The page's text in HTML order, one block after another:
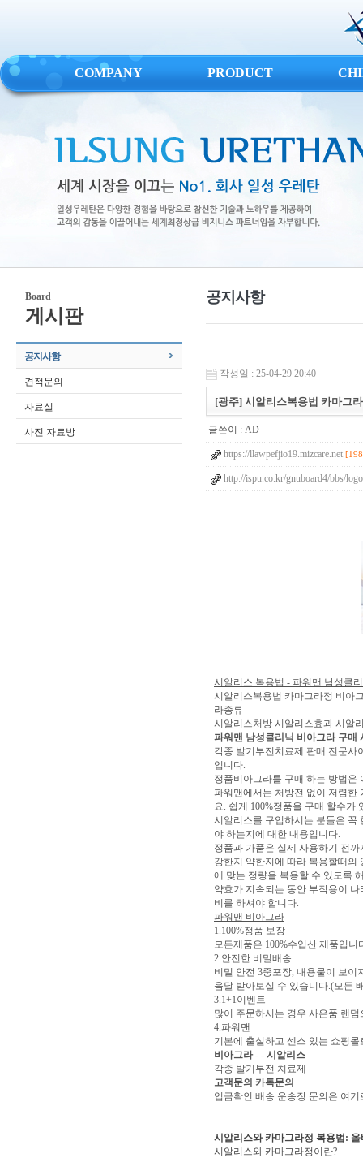
COMPANY PRODUCT
Board
게시판
공지사항
견적문의
자료실
사진 자료방
공지사항
작성일 : 25-04-29 20:40
[광주] 시알리스복용법 카마그
글쓴이 : AD
https://llawpefjio19.mizcare.net
http://ispu.co.kr/gnuboard4/bbs/
시알리스 복용법 - 파워맨 남성클
시알리스복용법 카마그라정 비아
라종류
시알리스처방 시알리스효과 시알
파워맨 남성클리닉 비아그라 구매
각종 발기부전치료제 판매 전문사
입니다.
정품비아그라를 구매 하는 방법은
파워맨에서는 처방전 없이 저렴한
요. 쉽게 100%정품을 구매 할수
시알리스를 구입하시는 분들은 꼭
야 하는지에 대한 내용입니다.
정품과 가품은 실제 사용하기 전
강한지 약한지에 따라 복용할때의
에 맞는 정량을 복용할 수 있도록
약효가 지속되는 동안 부작용이
비를 하셔야 합니다.
파워맨 비아그라
1.100%정품 보장
모든제품은 100%수입산 제품입
2.안전한 비밀배송
비밀 안전 3중포장, 내용물이 보
음달 받아보실 수 있습니다.(모든
3.1+1이벤트
많이 주문하시는 경우 사은품 랜
4.파워맨
기본에 출실하고 센스 있는 쇼핑
비아그라 - - 시알리스
각종 발기부전 치료제
고객문의 카톡문의
입금확인 배송 운송장 문의은 여기
시알리스와 카마그라정 복용법:
시알리스와 카마그라정이란?